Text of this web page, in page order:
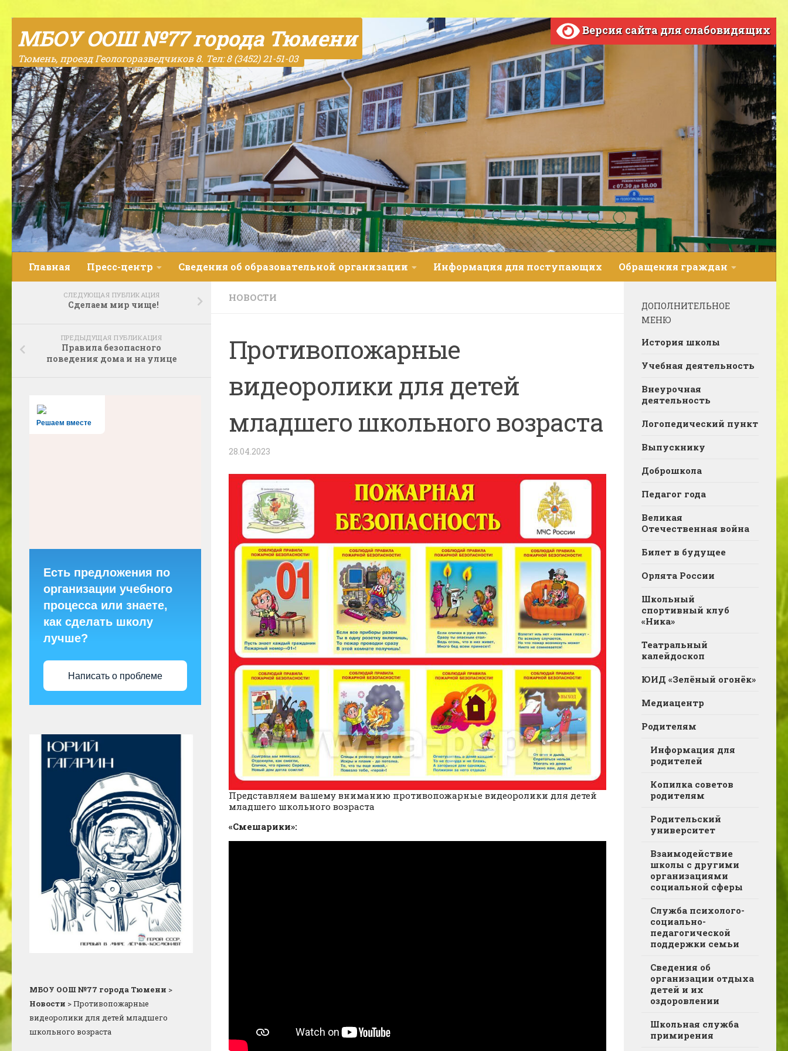
Skip to content
МБОУ ООШ №77 города Тюмени
Тюмень, проезд Геологоразведчиков 8. Тел: 8 (3452) 21-51-03
Версия сайта для слабовидящих
Главная Пресс-центр Сведения об образовательной организации Информация для поступающих Обращения граждан
НОВОСТИ
Противопожарные
видеоролики для детей
младшего школьного возраста
28.04.2023
Представляем вашему вниманию противопожарные видеоролики для детей
младшего школьного возраста
«Смешарики»:
СЛЕДУЮЩАЯ ПУБЛИКАЦИЯ
Сделаем мир чище!
ПРЕДЫДУЩАЯ ПУБЛИКАЦИЯ
Правила безопасного
поведения дома и на улице
Решаем вместе
Есть предложения по
организации учебного
процесса или знаете,
как сделать школу
лучше?
Написать о проблеме
МБОУ ООШ №77 города Тюмени >
Новости >Противопожарные
видеоролики для детей младшего
школьного возраста
ДОПОЛНИТЕЛЬНОЕ
МЕНЮ
История школы
Учебная деятельность
Внеурочная
деятельность
Логопедический пункт
Выпускнику
Доброшкола
Педагог года
Великая
Отечественная война
Билет в будущее
Орлята России
Школьный
спортивный клуб
«Ника»
Театральный
калейдоскоп
ЮИД «Зелёный огонёк»
Медиацентр
Родителям
Информация для
родителей
Копилка советов
родителям
Родительский
университет
Взаимодействие
школы с другими
организациями
социальной сферы
Служба психолого-
социально-
педагогической
поддержки семьи
Сведения об
организации отдыха
детей и их
оздоровлении
Школьная служба
примирения